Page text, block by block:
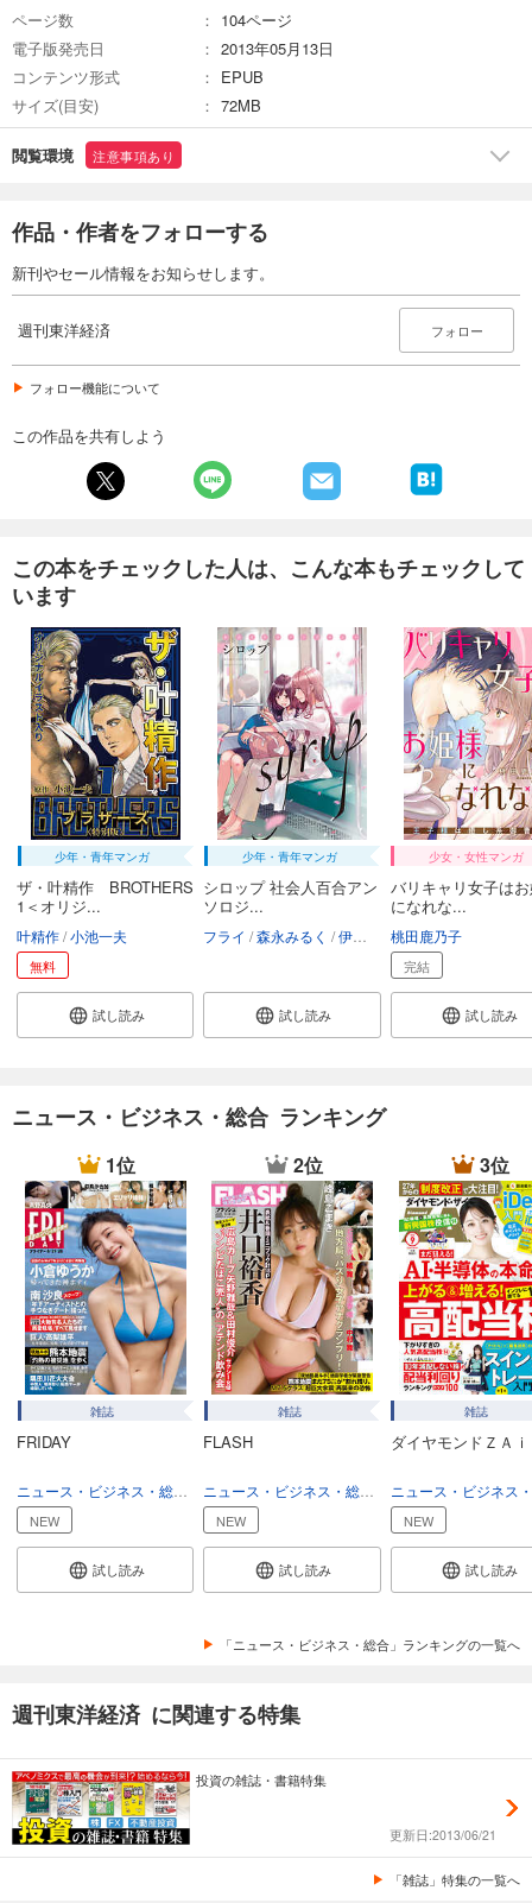
あらすじを表示する
週刊東洋経済 2026/2/21・2/28合併号
あらすじを表示する
カート
あらすじを表示する
週刊東洋経済 2026/1/31・2/7合併号
週刊東洋経済 2026/1/24号
880円 (税込)
カート
試し読み
あらすじを表示する
週刊東洋経済 2026/1/10・1/17合併号
880円 (税込)
カート
試し読み
週刊東洋経済 2025/12/27・2026/1/3合併号
880円 (税込)
あらすじを表示する
週刊東洋経済 2025/12/20号
880円 (税込)
カート
試し読み
あらすじを表示する
週刊東洋経済 2025/12/13号
880
円 (税込)
カート
試し読み
週刊東洋経済 2025/12/6号
880円 (税込)
あらすじを表示する
880 円 (税込)
あらすじを表示する
週刊東洋経済 2025/11/15号
ページ数
104ページ
電子版発売日
2013年05月13日
コンテンツ形式
EPUB
サイズ(目安)
72MB
閲覧環境 注意事項あり
作品・作者をフォローする
新刊やセール情報をお知らせします。
週刊東洋経済 フォロー
フォロー機能について
この作品を共有しよう
この本をチェックした人は、こんな本もチェックして
います
少年・青年マンガ
ザ・叶精作 BROTHERS
1＜オリジ...
叶精作 小池一夫
無料
試し読み
少年・青年マンガ
シロップ 社会人百合アン
ソロジ...
フライ 森永みるく 伊藤ハチ 玄鉄絢 天野しゅ
試し読み
少女・女性マンガ
バリキャリ女子は
になれな...
桃田鹿乃子
完結
試し読み
ニュース・ビジネス・総合 ランキング
1位
雑誌
FRIDAY
総合
NEW
試し読み
2位
雑誌
FLASH
総合
NEW
試し読み
3位
雑誌
ダイヤモンドＺＡｉ
NEW
試し読み
「ニュース・ビジネス・総合」ランキングの一覧へ
週刊東洋経済 に関連する特集
投資の雑誌・書籍特集
更新日:2013/06/21
「雑誌」特集の一覧へ